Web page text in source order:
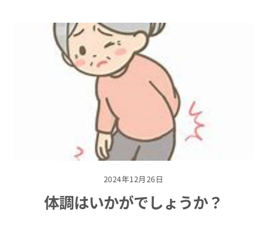
2024年12月26日
体調はいかがでしょうか？